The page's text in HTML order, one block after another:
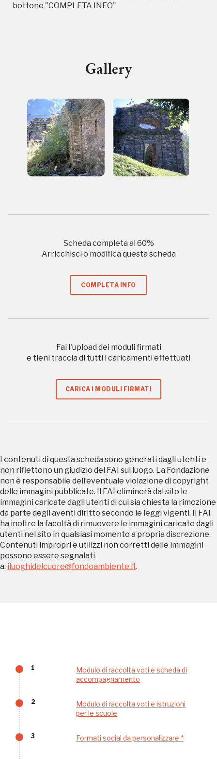
bottone "COMPLETA INFO"
Gallery
Scheda completa al 60%
Arricchisci o modifica questa scheda
COMPLETA INFO
Fai l'upload dei moduli firmati
e tieni traccia di tutti i caricamenti effettuati
CARICA I MODULI FIRMATI
I contenuti di questa scheda sono generati dagli utenti e
non riflettono un giudizio del FAI sul luogo. La Fondazione
non è responsabile dell’eventuale violazione di copyright
delle immagini pubblicate. Il FAI eliminerà dal sito le
immagini caricate dagli utenti di cui sia chiesta la rimozione
da parte degli aventi diritto secondo le leggi vigenti. Il FAI
ha inoltre la facoltà di rimuovere le immagini caricate dagli
utenti nel sito in qualsiasi momento a propria discrezione.
Contenuti impropri e utilizzi non corretti delle immagini
possono essere segnalati
a: iluoghidelcuore@fondoambiente.it.
1
Modulo di raccolta voti e scheda di
accompagnamento
2
Modulo di raccolta voti e istruzioni
per le scuole
3 Formati social da personalizzare *
I Luoghi del Cuore
Storico campagne in questo
I Luoghi del Cuore
Registrati alla newsletter
Accedi alle informazioni per te più interessanti,
a quelle inerenti i luoghi più vicini e gli eventi
REGISTRATI
Regalati 365 giorni di arte e cultura nell'Italia
ISCRIVITI AL FAI
Scopri tutte le opportunità riservate agli iscritti
Ingresso gratuito
nei Beni FAI tutto l'anno
Gratis
Museo
Sansevero
Napoli
Palazzo Strozzi
Firenze
Tutto questo non
sarebbe possibile
senza di te